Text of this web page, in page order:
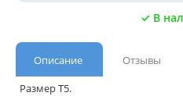
✓ В
Описание
Отзывы
Размер Т5.